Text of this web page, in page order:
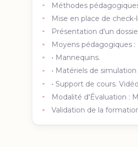
Méthodes
Mise en place de
Présentation d'un
Moyens pédagogiques :
• Mannequins.
• Matériels de
• Support de cours.
Modalité d'Évaluation :
Validation de la